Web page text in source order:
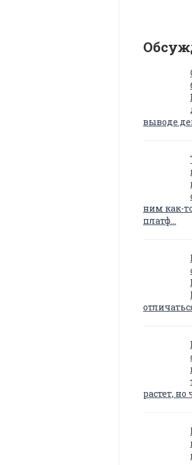
выводе
ним как-
платф…
растет,